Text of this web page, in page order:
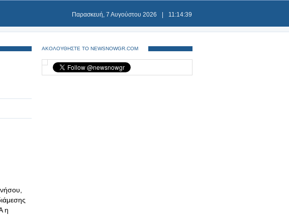
Παρασκευή, 7 Αυγούστου 2026 11:14:39
η
ΑΚΟΛΟΥΘΗΣΤΕ ΤΟ NEWSNOWGR.COM